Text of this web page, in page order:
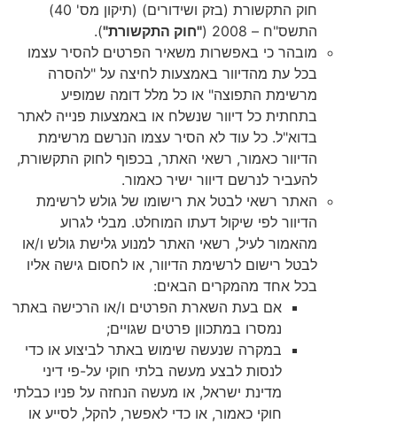
חוק התקשורת (בזק ושידורים) (תיקון מס' 40)
התשס"ח – 2008 (
"חוק התקשורת").
מובהר כי באפשרות משאיר הפרטים להסיר עצמו
בכל עת מהדיוור באמצעות לחיצה על "להסרה
מרשימת התפוצה" או כל מלל דומה שמופיע
בתחתית כל דיוור שנשלח או באמצעות פנייה לאתר
בדוא"ל. כל עוד לא הסיר עצמו הנרשם מרשימת
הדיוור כאמור, רשאי האתר, בכפוף לחוק התקשורת,
להעביר לנרשם דיוור ישיר כאמור.
האתר רשאי לבטל את רישומו של גולש לרשימת
הדיוור לפי שיקול דעתו המוחלט. מבלי לגרוע
מהאמור לעיל, רשאי האתר למנוע גלישת גולש ו/או
לבטל רישום לרשימת הדיוור, או לחסום גישה אליו
בכל אחד מהמקרים הבאים:
אם בעת השארת הפרטים ו/או הרכישה באתר
נמסרו במתכוון פרטים שגויים;
במקרה שנעשה שימוש באתר לביצוע או כדי
לנסות לבצע מעשה בלתי חוקי על-פי דיני
מדינת ישראל, או מעשה הנחזה על פניו כבלתי
חוקי כאמור, או כדי לאפשר, להקל, לסייע או